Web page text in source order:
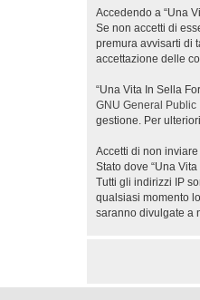
Accedendo a “Una
Se non accetti di
premura avvisarti di
accettazione delle
“Una Vita In Sella
GNU General Public
gestione. Per
Accetti di non
Stato dove “Una
Tutti gli indirizzi IP
qualsiasi momento
saranno divulgate a